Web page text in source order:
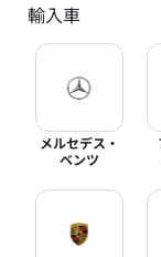
輸入車
メルセデス・
ベンツ